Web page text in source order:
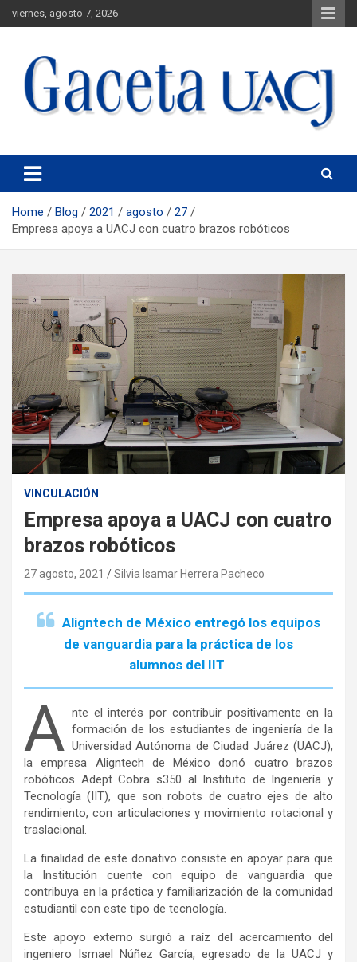
viernes, agosto 7, 2026
Gaceta UACJ
Home Blog 2021 agosto
27
Empresa apoya a UACJ con cuatro brazos robóticos
VINCULACIÓN
Empresa apoya a UACJ con cuatro
brazos robóticos
27 agosto, 2021 Silvia Isamar Herrera Pacheco
Aligntech de México entregó los equipos
de vanguardia para la práctica de los
alumnos del IIT
A nte el interés por contribuir positivamente en la
formación de los estudiantes de ingeniería de la
Universidad Autónoma de Ciudad Juárez (UACJ),
la empresa Aligntech de México donó cuatro brazos
robóticos Adept Cobra s350 al Instituto de Ingeniería y
Tecnología (IIT), que son robots de cuatro ejes de alto
rendimiento, con articulaciones y movimiento rotacional y
traslacional.
La finalidad de este donativo consiste en apoyar para que
la Institución cuente con equipo de vanguardia que
contribuya en la práctica y familiarización de la comunidad
estudiantil con este tipo de tecnología.
Este apoyo externo surgió a raíz del acercamiento del
ingeniero Ismael Núñez García, egresado de la UACJ y